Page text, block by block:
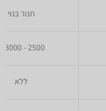
תנור בנוי
2500 - 3000 ₪
ללא